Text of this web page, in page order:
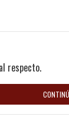
respecto.